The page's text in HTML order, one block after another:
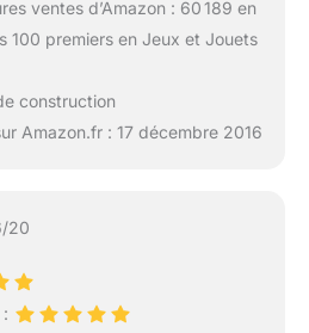
ventes d’Amazon : 60 189 en
100 premiers en Jeux et Jouets
construction
Amazon.fr : 17 décembre 2016
20